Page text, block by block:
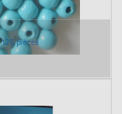
125 pièces